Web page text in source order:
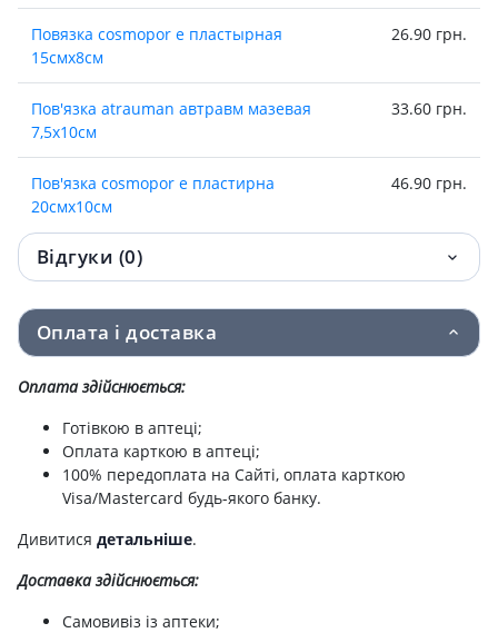
Повязка cosmopor е пластырная
15смх8см
26.90 грн.
Пов'язка atrauman автравм мазевая
7,5х10см
33.60 грн.
Пов'язка cosmopor e пластирна
20смх10см
46.90 грн.
Повязка cosmopor е пластырная
25смх10см
54.20 грн.
Пов'язка grassolind neutral стер 10х10см
№1
56.50 грн.
7,5х10см
Пов'язка атравмат iз неткан матерiалу
grassolind neutral 10смх20см стер №1
79.40 грн.
Бинт еласт фіксір peha half 10смх4м
Відгуки (0)
Оплата і доставка
Оплата здійснюється:
Готівкою в аптеці;
Оплата карткою в аптеці;
100% передоплата на Сайті, оплата карткою
Visa/Mastercard будь-якого банку.
Дивитися детальніше.
Доставка здійснюється:
Самовивіз із аптеки;